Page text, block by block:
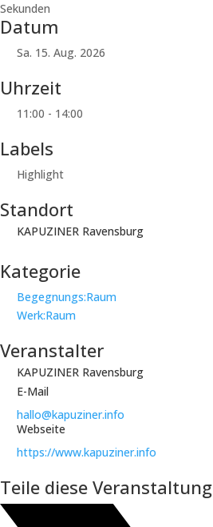
Sekunden
Datum
Sa. 15. Aug. 2026
Uhrzeit
11:00 - 14:00
Labels
Highlight
Standort
KAPUZINER Ravensburg
Kategorie
Begegnungs:Raum
Werk:Raum
Veranstalter
KAPUZINER Ravensburg
E-Mail
hallo@kapuziner.info
Webseite
https://www.kapuziner.info
Teile diese Veranstaltung